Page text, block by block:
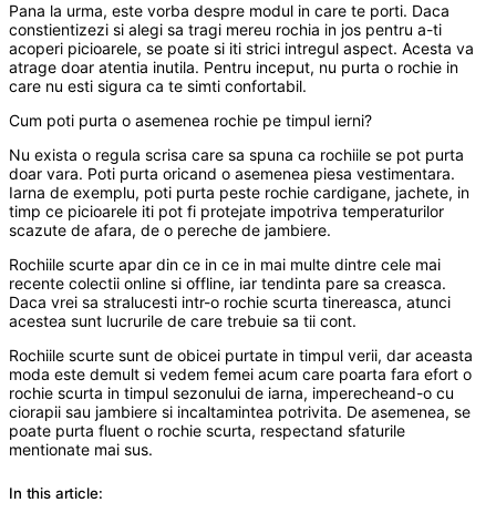
Pana la urma, este vorba despre modul in care te porti. Daca
constientizezi si alegi sa tragi mereu rochia in jos pentru a-ti
acoperi picioarele, se poate si iti strici intregul aspect. Acesta va
atrage doar atentia inutila. Pentru inceput, nu purta o rochie in
care nu esti sigura ca te simti confortabil.
Cum poti purta o asemenea rochie pe timpul ierni?
Nu exista o regula scrisa care sa spuna ca rochiile se pot purta
doar vara. Poti purta oricand o asemenea piesa vestimentara.
Iarna de exemplu, poti purta peste rochie cardigane, jachete, in
timp ce picioarele iti pot fi protejate impotriva temperaturilor
scazute de afara, de o pereche de jambiere.
Rochiile scurte apar din ce in ce in mai multe dintre cele mai
recente colectii online si offline, iar tendinta pare sa creasca.
Daca vrei sa stralucesti intr-o rochie scurta tinereasca, atunci
acestea sunt lucrurile de care trebuie sa tii cont.
Rochiile scurte sunt de obicei purtate in timpul verii, dar aceasta
moda este demult si vedem femei acum care poarta fara efort o
rochie scurta in timpul sezonului de iarna, imperecheand-o cu
ciorapii sau jambiere si incaltamintea potrivita. De asemenea, se
poate purta fluent o rochie scurta, respectand sfaturile
mentionate mai sus.
In this article: